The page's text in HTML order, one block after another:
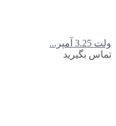
ولت 3.25 آمپر...
تماس بگیرید